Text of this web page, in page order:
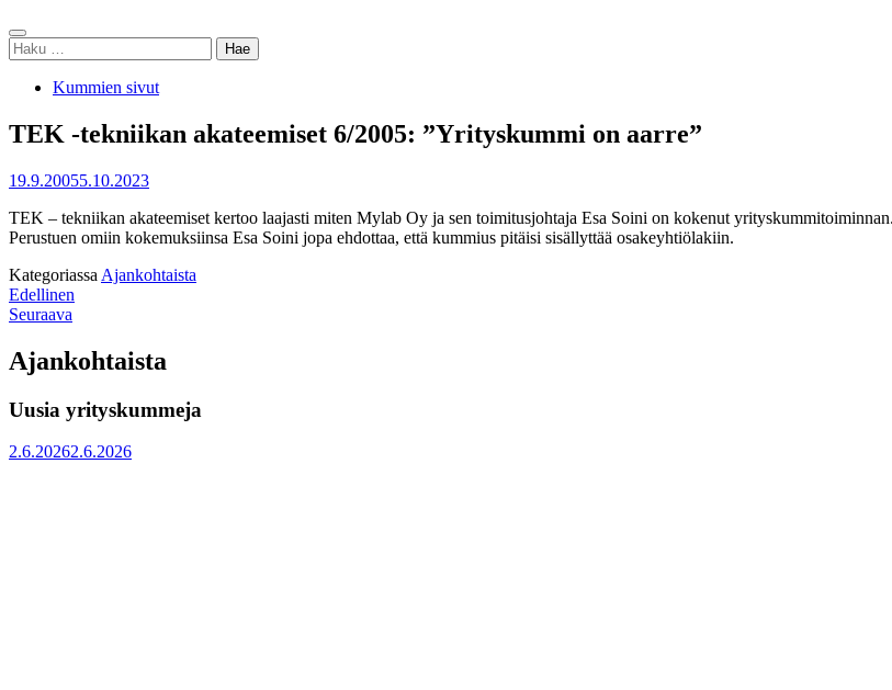
Toggle
search
Haku:
Kummien sivut
TEK -tekniikan akateemiset 6/2005: ”Yrityskummi on aarre”
Julkaistu
19.9.20055.10.2023
TEK – tekniikan akateemiset kertoo laajasti miten Mylab Oy ja sen toimitusjohtaja Esa Soini on kokenut
Perustuen omiin kokemuksiinsa Esa Soini jopa ehdottaa, että kummius pitäisi sisällyttää osakeyhtiölakiin.
Kategoriassa Ajankohtaista
Artikkelien
selaus
Edellinen
valmistunut
Seuraava
Yrityskummit
ry:n
ja
vuodeksi
Ajankohtaista
Uusia yrityskummeja
Julkaistu
2.6.20262.6.2026